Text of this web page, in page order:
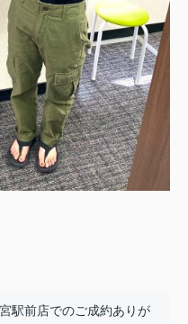
駅前店でのご成約ありが